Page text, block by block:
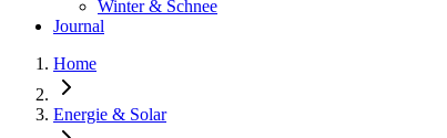
Winter & Schnee
Journal
Home
Energie & Solar